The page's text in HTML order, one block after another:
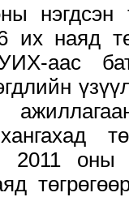
нэгдсэн
наяд
аас
2011 оны